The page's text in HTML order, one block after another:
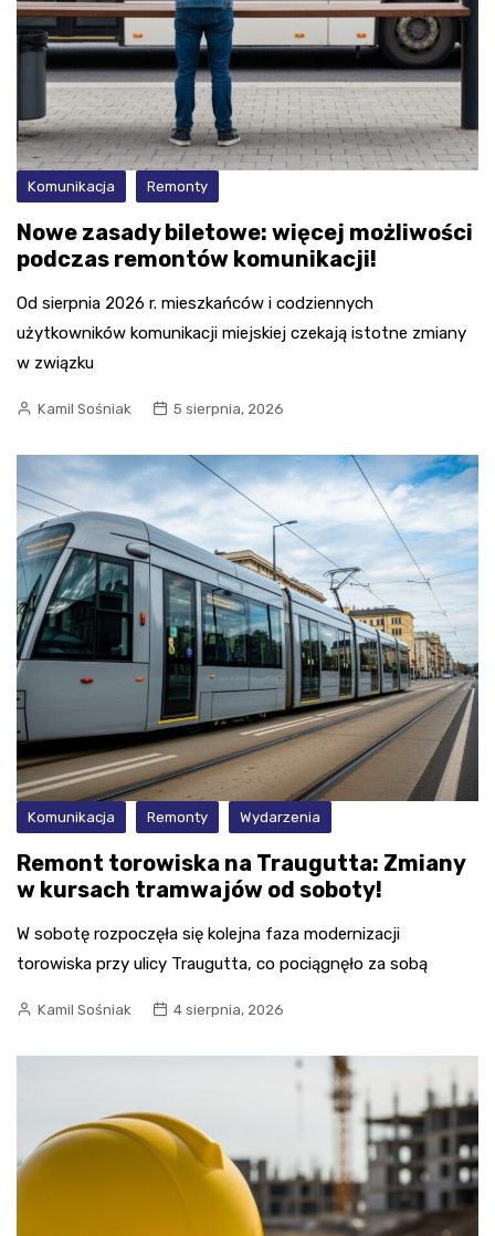
Komunikacja Remonty
Nowe zasady biletowe: więcej możliwości
podczas remontów komunikacji!
Od sierpnia 2026 r. mieszkańców i codziennych
użytkowników komunikacji miejskiej czekają istotne zmiany
w związku
Kamil Sośniak 5 sierpnia, 2026
Komunikacja Remonty Wydarzenia
Remont torowiska na Traugutta: Zmiany
w kursach tramwajów od soboty!
W sobotę rozpoczęła się kolejna faza modernizacji
torowiska przy ulicy Traugutta, co pociągnęło za sobą
Kamil Sośniak 4 sierpnia, 2026